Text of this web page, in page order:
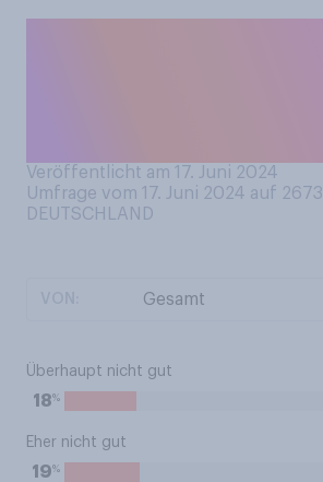
Veröffentlicht am 17. Juni 2024
Umfrage vom 17. Juni 2024 auf 2673
DEUTSCHLAND
Überhaupt nicht gut
18%
Eher nicht gut
19%